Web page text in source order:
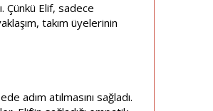
Çünkü Elif, sadece
takım üyelerinin
adım atılmasını sağladı.